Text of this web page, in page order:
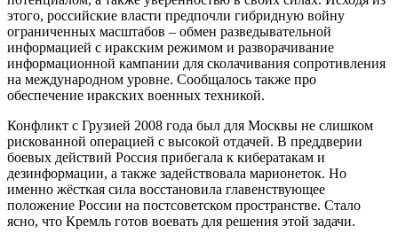
этого, российские власти предпочли гибридную войну
ограниченных масштабов – обмен разведывательной
информацией с иракским режимом и разворачивание
информационной кампании для сколачивания сопротивления
на международном уровне. Сообщалось также про
обеспечение иракских военных техникой.
Конфликт с Грузией 2008 года был для Москвы не слишком
рискованной операцией с высокой отдачей. В преддверии
боевых действий Россия прибегала к кибератакам и
дезинформации, а также задействовала марионеток. Но
именно жёсткая сила восстановила главенствующее
положение России на постсоветском пространстве. Стало
ясно, что Кремль готов воевать для решения этой задачи.